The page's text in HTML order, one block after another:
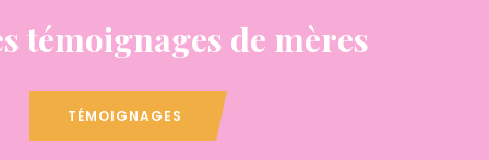
témoignages de mères
TÉMOIGNAGES